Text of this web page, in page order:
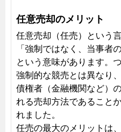
任意売却のメリット
任意売却（任売）という
「強制ではなく、当事者
という意味があります。
強制的な競売とは異なり
債権者（金融機関など）
れる売却方法であること
れました。
任売の最大のメリットは